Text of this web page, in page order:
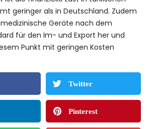
geringer als in Deutschland. Zudem
Geräte nach dem
für den Im- und Export her und
Punkt mit geringen Kosten
Twitter
Pinterest